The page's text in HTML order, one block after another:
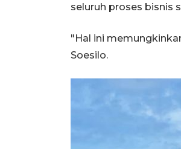
seluruh proses bisnis
"Hal ini
Soesilo.